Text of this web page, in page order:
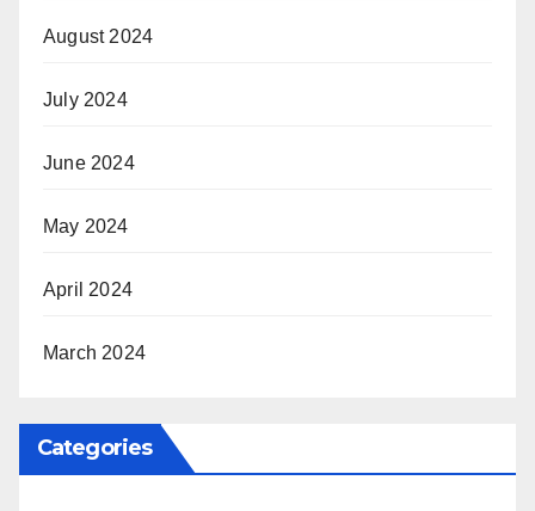
August 2024
July 2024
June 2024
May 2024
April 2024
March 2024
Categories